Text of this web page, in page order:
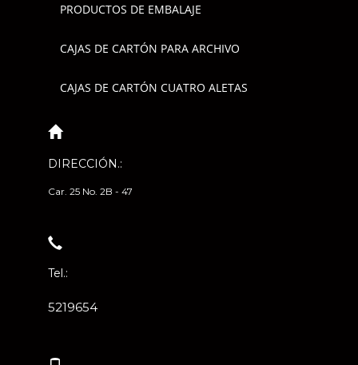
PRODUCTOS DE EMBALAJE
CAJAS DE CARTÓN PARA ARCHIVO
CAJAS DE CARTÓN CUATRO ALETAS
DIRECCIÓN.:
Car. 25 No. 2B - 47
Tel.:
5219654